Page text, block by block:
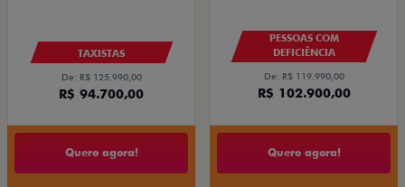
TAXISTAS
De: R$ 125.990,00
R$ 94.700,00
Quero agora!
PESSOAS COM
DEFICIÊNCIA
De: R$ 119.990,00
R$ 102.900,00
Quero agora!